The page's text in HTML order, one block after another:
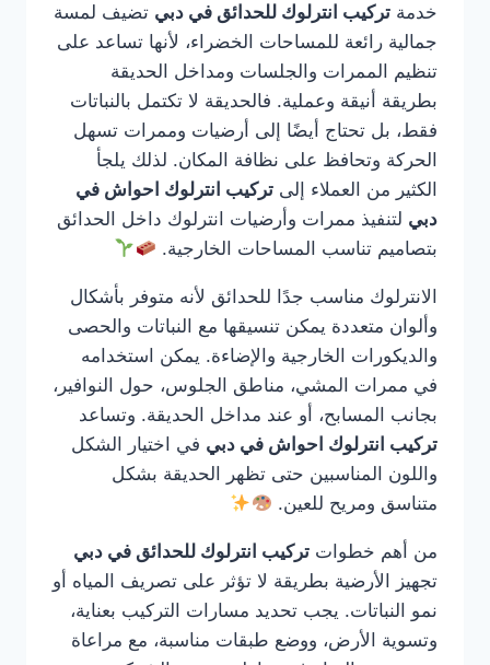
خدمة تركيب انترلوك للحدائق في دبي تضيف لمسة
جمالية رائعة للمساحات الخضراء، لأنها تساعد على
تنظيم الممرات والجلسات ومداخل الحديقة
بطريقة أنيقة وعملية. فالحديقة لا تكتمل بالنباتات
فقط، بل تحتاج أيضًا إلى أرضيات وممرات تسهل
الحركة وتحافظ على نظافة المكان. لذلك يلجأ
الكثير من العملاء إلى تركيب انترلوك احواش في
دبي لتنفيذ ممرات وأرضيات انترلوك داخل الحدائق
بتصاميم تناسب المساحات الخارجية.
الانترلوك مناسب جدًا للحدائق لأنه متوفر بأشكال
وألوان متعددة يمكن تنسيقها مع النباتات والحصى
والديكورات الخارجية والإضاءة. يمكن استخدامه
في ممرات المشي، مناطق الجلوس، حول النوافير،
بجانب المسابح، أو عند مداخل الحديقة. وتساعد
تركيب انترلوك احواش في دبي في اختيار الشكل
واللون المناسبين حتى تظهر الحديقة بشكل
متناسق ومريح للعين.
من أهم خطوات تركيب انترلوك للحدائق في دبي
تجهيز الأرضية بطريقة لا تؤثر على تصريف المياه أو
نمو النباتات. يجب تحديد مسارات التركيب بعناية،
وتسوية الأرض، ووضع طبقات مناسبة، مع مراعاة